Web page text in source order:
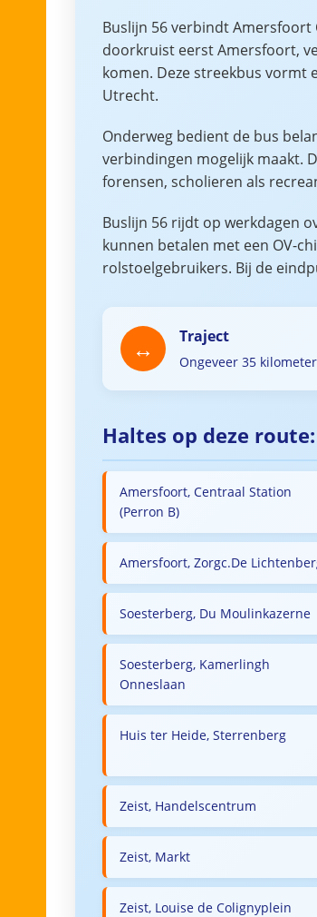
Buslijn 56 verbindt
doorkruist eerst Amersfoort,
komen. Deze streekbus vormt
Utrecht.
Onderweg bedient de bus
verbindingen mogelijk maakt.
forensen, scholieren als
Buslijn 56 rijdt op werkdagen
kunnen betalen met een OV-
rolstoelgebruikers. Bij de
Traject
Ongeveer 35 kilometer
Haltes op deze route:
Amersfoort, Centraal Station
(Perron B)
Amersfoort, Zorgc.De
Soesterberg, Du Moulinkazerne
Soesterberg, Kamerlingh
Onneslaan
Huis ter Heide, Sterrenberg
Zeist, Handelscentrum
Zeist, Markt
Zeist, Louise de Colignyplein